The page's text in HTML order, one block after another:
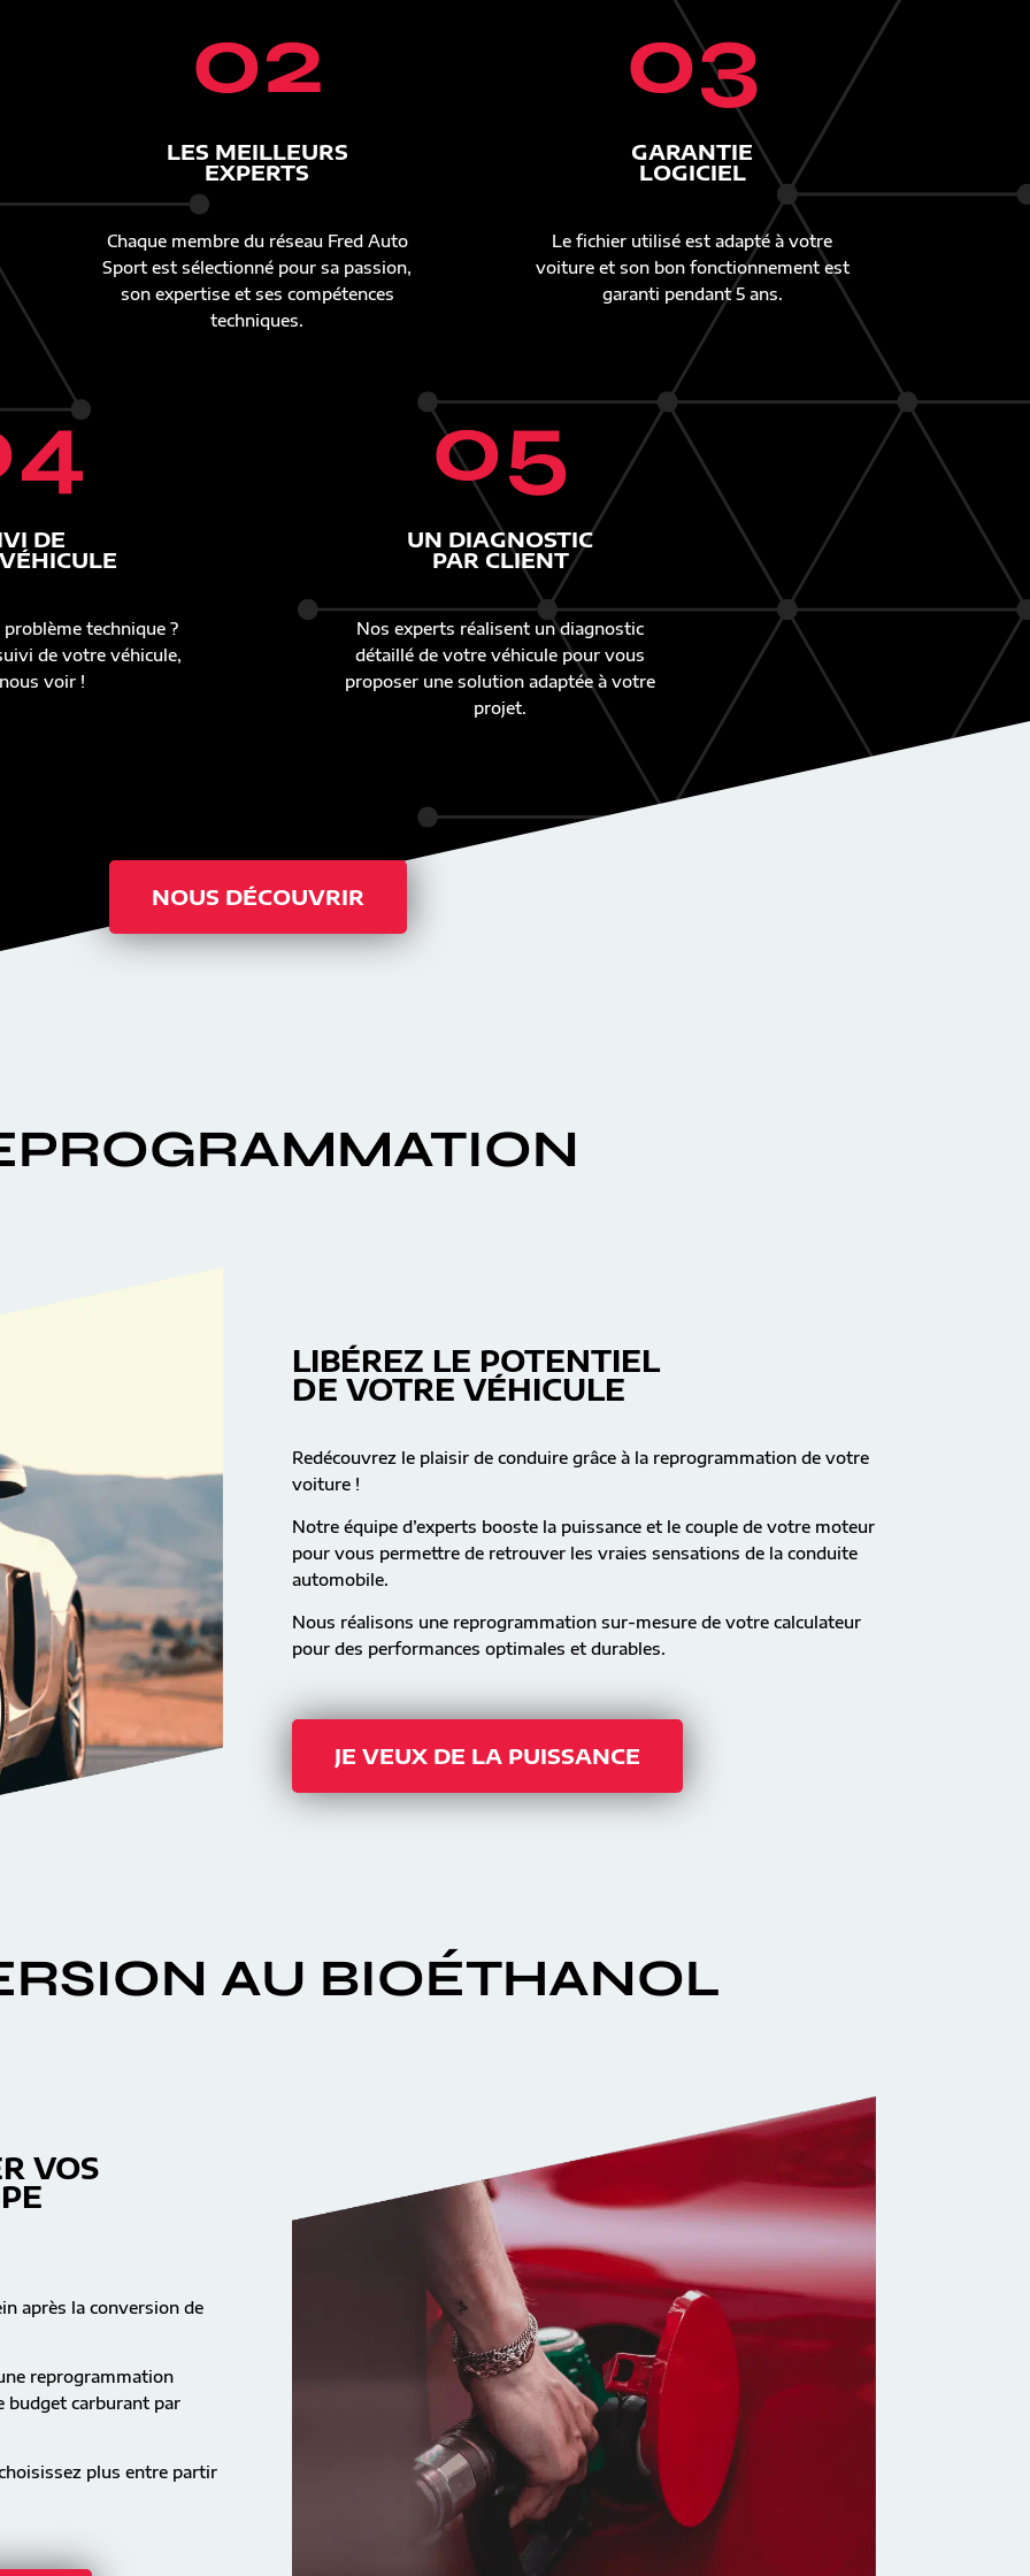
02
LES MEILLEURS
EXPERTS
Chaque membre du réseau Fred Auto
Sport est sélectionné pour sa passion,
son expertise et ses compétences
techniques.
03
GARANTIE
LOGICIEL
Le fichier utilisé est adapté à votre
voiture et son bon fonctionnement est
garanti pendant 5 ans.
DE
technique ?
de votre véhicule,
voir !
05
UN DIAGNOSTIC
PAR CLIENT
Nos experts réalisent un diagnostic
détaillé de votre véhicule pour vous
proposer une solution adaptée à votre
projet.
NOUS DÉCOUVRIR
LIBÉREZ LE POTENTIEL
DE VOTRE VÉHICULE
Redécouvrez le plaisir de conduire grâce à la reprogrammation de votre
voiture !
Notre équipe d’experts booste la puissance et le couple de votre moteur
pour vous permettre de retrouver les vraies sensations de la conduite
automobile.
Nous réalisons une reprogrammation sur-mesure de votre calculateur
pour des performances optimales et durables.
JE VEUX DE LA PUISSANCE
AU BIOÉTHANOL
VOS
après la conversion de
reprogrammation
budget carburant par
plus entre partir